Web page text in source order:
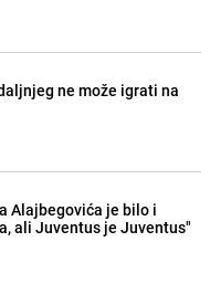
ne može igrati na
Alajbegovića je bilo i
ali Juventus je Juventus"